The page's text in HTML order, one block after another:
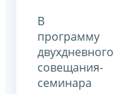
В
программу
двухдневного
совещания-
семинара